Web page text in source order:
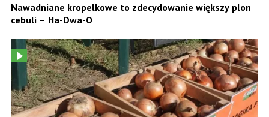
Nawadniane kropelkowe to zdecydowanie większy plon
cebuli – Ha-Dwa-O